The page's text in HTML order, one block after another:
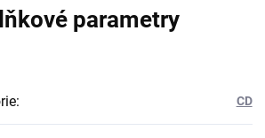
parametry
: CD